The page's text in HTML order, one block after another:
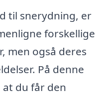
til snerydning, er
forskellige
men også deres
På denne
at du får den